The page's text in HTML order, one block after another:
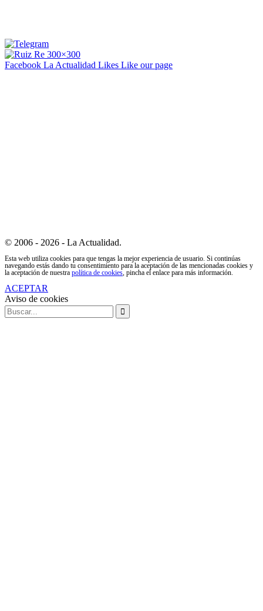
Facebook La Actualidad Likes Like our page
© 2006 - 2026 - La Actualidad.
Esta web utiliza cookies para que tengas la mejor experiencia de usuario. Si continúas
navegando estás dando tu consentimiento para la aceptación de las mencionadas cookies y
la aceptación de nuestra política de cookies, pincha el enlace para más información.
ACEPTAR
Aviso de cookies